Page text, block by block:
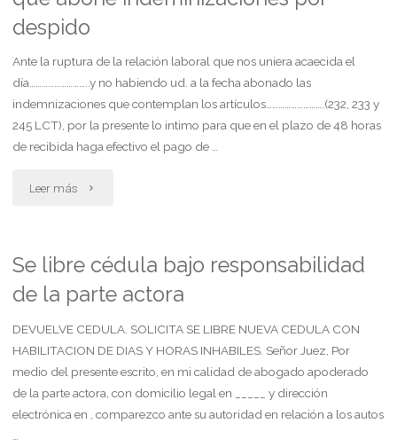
litigar
sin
gastos
perjuicios
producidos
por
despido
Ante la ruptura de la relación laboral que nos uniera acaecida el
día………………………..y no habiendo ud. a la fecha abonado las
indemnizaciones que contemplan los artículos……………………….(232, 233 y
245 LCT), por la presente lo intimo para que en el plazo de 48 horas
de recibida haga efectivo el pago de …
Leer más "Telegrama
empleador
a
abone
Se libre cédula bajo responsabilidad
de la parte actora
DEVUELVE CEDULA. SOLICITA SE LIBRE NUEVA CEDULA CON
HABILITACION DE DIAS Y HORAS INHABILES. Señor Juez, Por
medio del presente escrito, en mi calidad de abogado apoderado
de la parte actora, con domicilio legal en _____ y dirección
electrónica en , comparezco ante su autoridad en relación a los autos